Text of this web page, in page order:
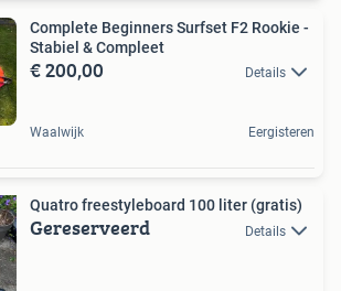
Complete Beginners Surfset F2 Rookie -
Stabiel & Compleet
€ 200,00 Details
Waalwijk Eergisteren
Quatro freestyleboard 100 liter (gratis)
Gereserveerd Details